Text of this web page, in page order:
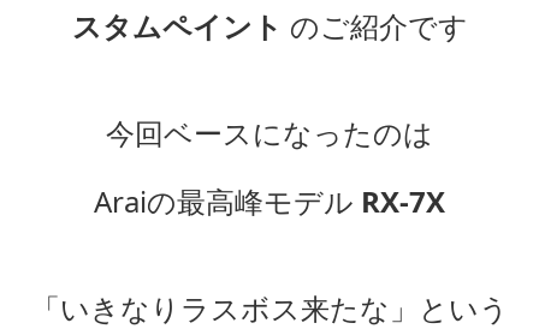
スタムペイント のご紹介です
今回ベースになったのは
Araiの最高峰モデル RX-7X
「いきなりラスボス来たな」という